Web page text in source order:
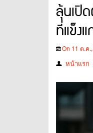
ลุ้นเปิ
ที่แข็ง
On 11 ต.ค
หน้าแรก